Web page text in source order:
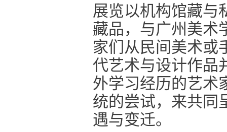
展览以机构馆藏与
藏品，与广州美术
家们从民间美术或
代艺术与设计作品
外学习经历的艺术
统的尝试，来共同
遇与变迁。